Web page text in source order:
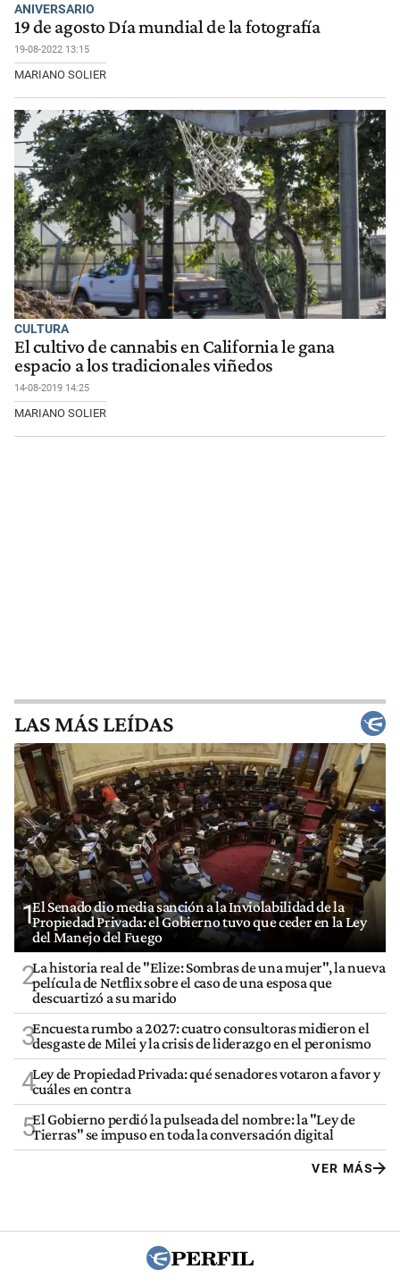
ANIVERSARIO
19 de agosto Día mundial de la fotografía
19-08-2022 13:15
MARIANO SOLIER
CULTURA
El cultivo de cannabis en California le gana
espacio a los tradicionales viñedos
14-08-2019 14:25
MARIANO SOLIER
LAS MÁS LEÍDAS
1El Senado dio media sanción a la Inviolabilidad de la
Propiedad Privada: el Gobierno tuvo que ceder en la Ley
del Manejo del Fuego
2La historia real de "Elize: Sombras de una mujer", la nueva
película de Netflix sobre el caso de una esposa que
descuartizó a su marido
3Encuesta rumbo a 2027: cuatro consultoras midieron el
desgaste de Milei y la crisis de liderazgo en el peronismo
4Ley de Propiedad Privada: qué senadores votaron a favor y
cuáles en contra
5El Gobierno perdió la pulseada del nombre: la "Ley de
Tierras" se impuso en toda la conversación digital
VER MÁS